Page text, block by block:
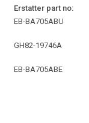
Erstatter part no:
EB-BA705ABU
GH82-19746A
EB-BA705ABE